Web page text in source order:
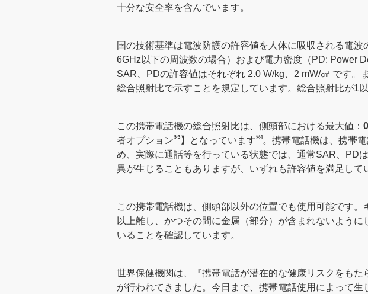
十分な安全率を含んでいます。
国の技術基準は電波防護の許容値を人体に吸収される電
6GHz以下の周波数の場合）および電力密度（PD: Power
SAR、PDの許容値はそれぞれ 2.0 W/kg、2 mW/㎠ です。
総合照射比で示すことを規定しています。総合照射比が1
この携帯電話機の総合照射比は、側頭部における最大値：
者オプション※3 】となっています※4。携帯電話機は、携帯
め、実際に通話等を行っている状態では、通常SAR、PD
異が生じることもありますが、いずれも許容値を満足して
この携帯電話機は、側頭部以外の位置でも使用可能です
以上離し、かつその間に金属（部分）が含まれないよう
いることを確認しています。
世界保健機関は、『携帯電話が潜在的な健康リスクをも
が行われてきました。今日まで、携帯電話使用によって